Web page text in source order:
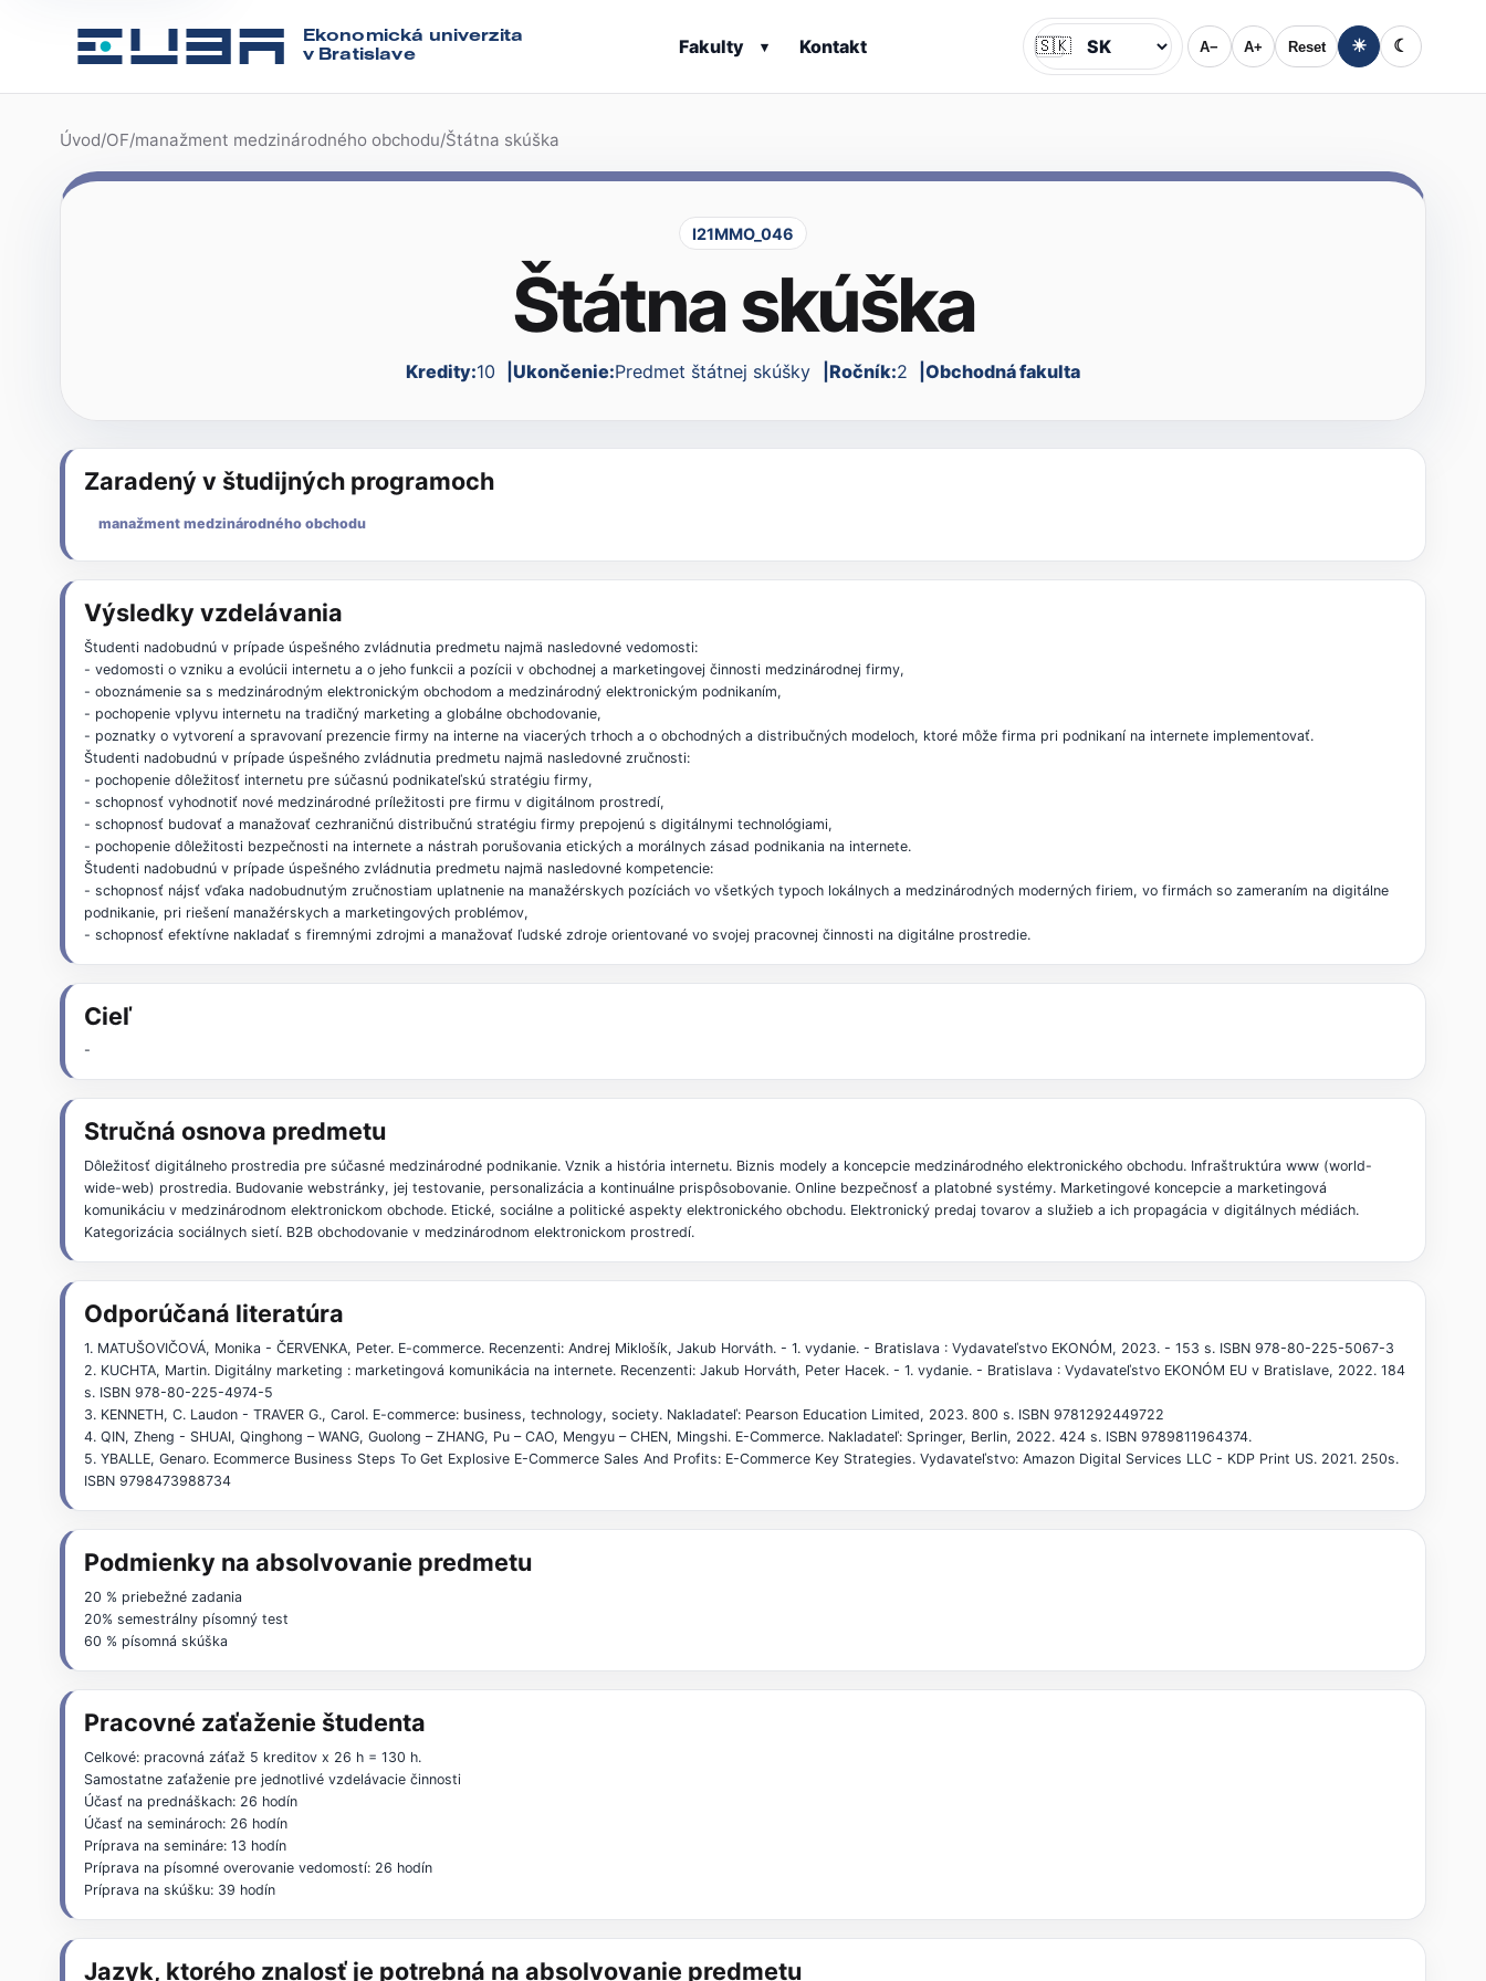
Ekonomická univerzita
v Bratislave
Fakulty ▾ Kontakt Jazyk
🇸🇰 A− A+ Reset ☀ ☾
Úvod/OF/manažment medzinárodného obchodu/Štátna skúška
I21MMO_046
Štátna skúška
Kredity:10 Ukončenie:Predmet štátnej skúšky Ročník:2 Obchodná fakulta
Zaradený v študijných programoch
manažment medzinárodného obchodu
Výsledky vzdelávania
Študenti nadobudnú v prípade úspešného zvládnutia predmetu najmä nasledovné vedomosti:
- vedomosti o vzniku a evolúcii internetu a o jeho funkcii a pozícii v obchodnej a marketingovej činnosti medzinárodnej firmy,
- oboznámenie sa s medzinárodným elektronickým obchodom a medzinárodný elektronickým podnikaním,
- pochopenie vplyvu internetu na tradičný marketing a globálne obchodovanie,
- poznatky o vytvorení a spravovaní prezencie firmy na interne na viacerých trhoch a o obchodných a distribučných modeloch, ktoré môže firma pri podnikaní na internete implementovať.
Študenti nadobudnú v prípade úspešného zvládnutia predmetu najmä nasledovné zručnosti:
- pochopenie dôležitosť internetu pre súčasnú podnikateľskú stratégiu firmy,
- schopnosť vyhodnotiť nové medzinárodné príležitosti pre firmu v digitálnom prostredí,
- schopnosť budovať a manažovať cezhraničnú distribučnú stratégiu firmy prepojenú s digitálnymi technológiami,
- pochopenie dôležitosti bezpečnosti na internete a nástrah porušovania etických a morálnych zásad podnikania na internete.
Študenti nadobudnú v prípade úspešného zvládnutia predmetu najmä nasledovné kompetencie:
- schopnosť nájsť vďaka nadobudnutým zručnostiam uplatnenie na manažérskych pozíciách vo všetkých typoch lokálnych a medzinárodných moderných firiem, vo firmách so zameraním na digitálne
podnikanie, pri riešení manažérskych a marketingových problémov,
- schopnosť efektívne nakladať s firemnými zdrojmi a manažovať ľudské zdroje orientované vo svojej pracovnej činnosti na digitálne prostredie.
Cieľ
-
Stručná osnova predmetu
Dôležitosť digitálneho prostredia pre súčasné medzinárodné podnikanie. Vznik a história internetu. Biznis modely a koncepcie medzinárodného elektronického obchodu. Infraštruktúra www (world-
wide-web) prostredia. Budovanie webstránky, jej testovanie, personalizácia a kontinuálne prispôsobovanie. Online bezpečnosť a platobné systémy. Marketingové koncepcie a marketingová
komunikáciu v medzinárodnom elektronickom obchode. Etické, sociálne a politické aspekty elektronického obchodu. Elektronický predaj tovarov a služieb a ich propagácia v digitálnych médiách.
Kategorizácia sociálnych sietí. B2B obchodovanie v medzinárodnom elektronickom prostredí.
Odporúčaná literatúra
1. MATUŠOVIČOVÁ, Monika - ČERVENKA, Peter. E-commerce. Recenzenti: Andrej Miklošík, Jakub Horváth. - 1. vydanie. - Bratislava : Vydavateľstvo EKONÓM, 2023. - 153 s. ISBN 978-80-225-5067-3
2. KUCHTA, Martin. Digitálny marketing : marketingová komunikácia na internete. Recenzenti: Jakub Horváth, Peter Hacek. - 1. vydanie. - Bratislava : Vydavateľstvo EKONÓM EU v Bratislave, 2022. 184
s. ISBN 978-80-225-4974-5
3. KENNETH, C. Laudon - TRAVER G., Carol. E-commerce: business, technology, society. Nakladateľ: Pearson Education Limited, 2023. 800 s. ISBN 9781292449722
4. QIN, Zheng - SHUAI, Qinghong – WANG, Guolong – ZHANG, Pu – CAO, Mengyu – CHEN, Mingshi. E-Commerce. Nakladateľ: Springer, Berlin, 2022. 424 s. ISBN 9789811964374.
5. YBALLE, Genaro. Ecommerce Business Steps To Get Explosive E-Commerce Sales And Profits: E-Commerce Key Strategies. Vydavateľstvo: Amazon Digital Services LLC - KDP Print US. 2021. 250s.
ISBN 9798473988734
Podmienky na absolvovanie predmetu
20 % priebežné zadania
20% semestrálny písomný test
60 % písomná skúška
Pracovné zaťaženie študenta
Celkové: pracovná záťaž 5 kreditov x 26 h = 130 h.
Samostatne zaťaženie pre jednotlivé vzdelávacie činnosti
Účasť na prednáškach: 26 hodín
Účasť na seminároch: 26 hodín
Príprava na semináre: 13 hodín
Príprava na písomné overovanie vedomostí: 26 hodín
Príprava na skúšku: 39 hodín
Jazyk, ktorého znalosť je potrebná na absolvovanie predmetu